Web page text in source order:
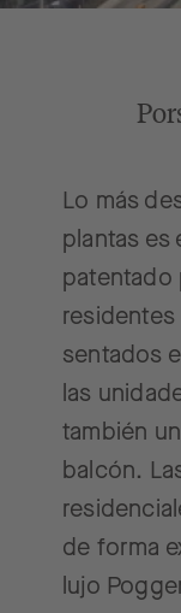
Lo más
plantas es
patentado
sentados
las
también
balcón.
de forma
lujo